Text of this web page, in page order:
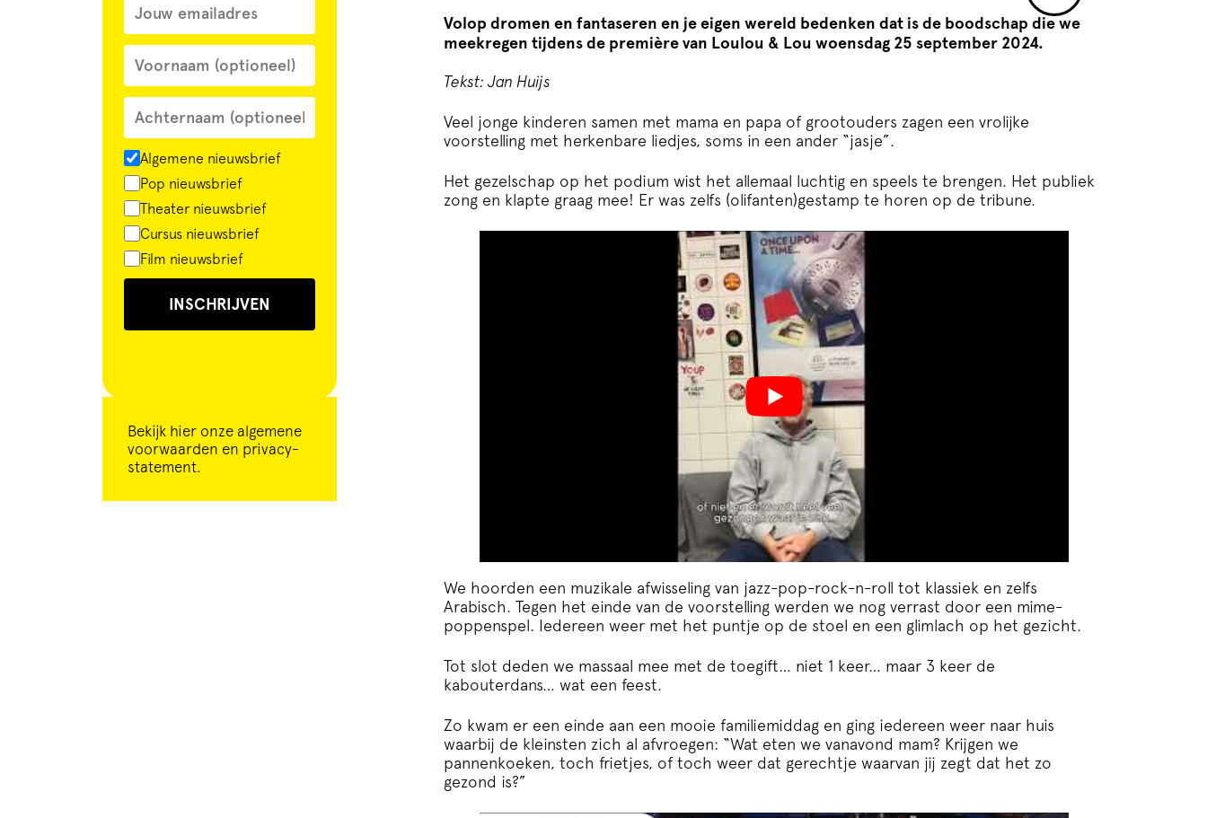
Algemene nieuwsbrief
Pop nieuwsbrief
Theater nieuwsbrief
Cursus nieuwsbrief
Film nieuwsbrief
INSCHRIJVEN
Bekijk hier onze algemene
voorwaarden en privacy-
statement.
Volop dromen en fantaseren en je eigen wereld bedenken dat is de boodschap die we
meekregen tijdens de première van Loulou & Lou woensdag 25 september 2024.
Tekst: Jan Huijs
Veel jonge kinderen samen met mama en papa of grootouders zagen een vrolijke
voorstelling met herkenbare liedjes, soms in een ander “jasje”.
Het gezelschap op het podium wist het allemaal luchtig en speels te brengen. Het publiek
zong en klapte graag mee! Er was zelfs (olifanten)gestamp te horen op de tribune.
We hoorden een muzikale afwisseling van jazz-pop-rock-n-roll tot klassiek en zelfs
Arabisch. Tegen het einde van de voorstelling werden we nog verrast door een mime-
poppenspel. Iedereen weer met het puntje op de stoel en een glimlach op het gezicht.
Tot slot deden we massaal mee met de toegift… niet 1 keer… maar 3 keer de
kabouterdans… wat een feest.
Zo kwam er een einde aan een mooie familiemiddag en ging iedereen weer naar huis
waarbij de kleinsten zich al afvroegen: “Wat eten we vanavond mam? Krijgen we
pannenkoeken, toch frietjes, of toch weer dat gerechtje waarvan jij zegt dat het zo
gezond is?”